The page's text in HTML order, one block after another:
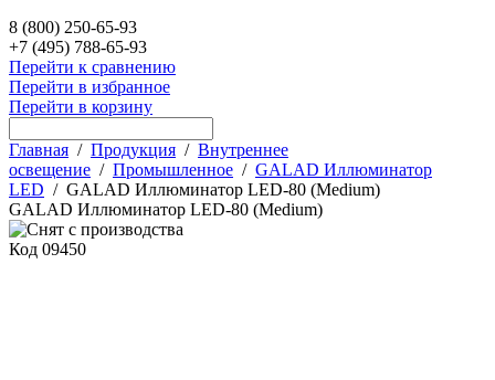
8 (800) 250-65-93
+7 (495) 788-65-93
Перейти к сравнению
Перейти в избранное
Перейти в корзину
Главная / Продукция / Внутреннее
освещение / Промышленное / GALAD Иллюминатор
LED / GALAD Иллюминатор LED-80 (Medium)
GALAD Иллюминатор LED-80 (Medium)
Код 09450